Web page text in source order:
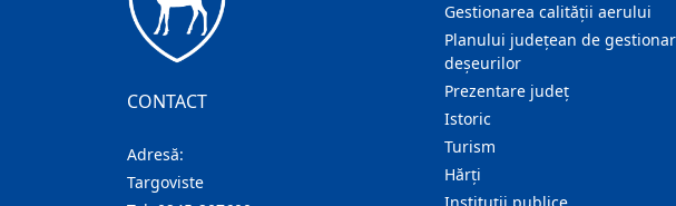
CONTACT
Adresă:
Targoviste
Gestionarea calității aerului
Planului județean de
deșeurilor
Prezentare judeţ
Istoric
Turism
Hărţi